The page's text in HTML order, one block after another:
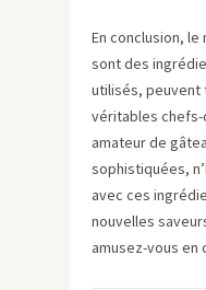
En conclusion,
sont des
utilisés, peuvent
véritables chefs-
amateur de
sophistiquées,
avec ces
nouvelles
amusez-vous en